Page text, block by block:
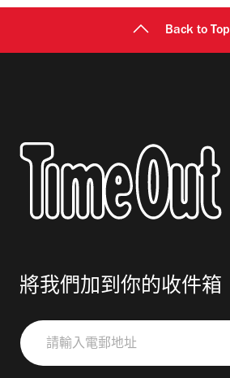
Back to Top
將我們加到你的收件箱
請
輸